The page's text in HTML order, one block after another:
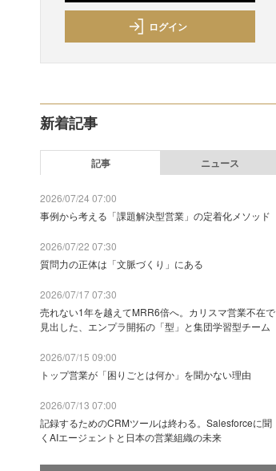
ログイン
新着記事
記事 ニュース
2026/07/24 07:00
事例から考える「課題解決型営業」の定着化メソッド
2026/07/22 07:30
質問力の正体は「文脈づくり」にある
2026/07/17 07:30
売れない1年を越えてMRR6倍へ。カリスマ営業不在で
見出した、エンプラ開拓の「型」と集団学習型チーム
2026/07/15 09:00
トップ営業が「困りごとは何か」を聞かない理由
2026/07/13 07:00
記録するためのCRMツールは終わる。Salesforceに聞
くAIエージェントと日本の営業組織の未来